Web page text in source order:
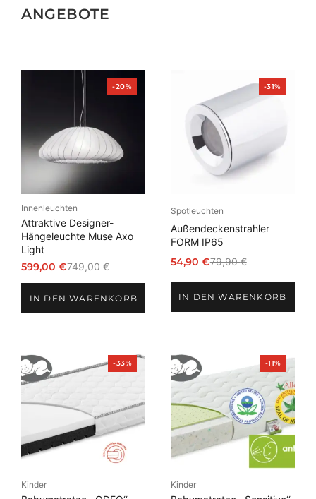
ANGEBOTE
-20%Produkt
im
Innenleuchten
Attraktive Designer-
Hängeleuchte Muse Axo
Light
749,00€
Ursprünglicher
war:
599,00€
Aktueller
ist:IN DEN WARENKORB
-31%Produkt
im
Spotleuchten
Außendeckenstrahler
FORM IP65
79,90€
Ursprünglicher
Preis
war:
79,90 €
54,90 €
Aktueller
Preis
ist:
54,90 €.
IN DEN WARENKORB
-33%Produkt
im
Kinder
-11%Produkt
im
Angebot
Kinder